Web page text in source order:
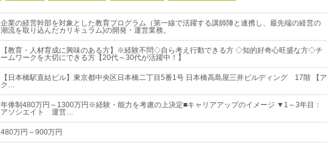
企業の経営幹部を対象とした教育プログラム（第一線で活躍する講師陣と連携し、最先端の経営の
潮流を取り込んだカリキュラム)の開発・運営業務。
【教育・人材育成に興味のある方】※経験不問◇自ら考え行動できる方 ◇知的好奇心旺盛な方◇チ
ームワークを大切にできる方【20代～30代が活躍中！】
【日本橋駅直結ビル】東京都中央区日本橋二丁目5番1号 日本橋高島屋三井ビルディング 17階 【ア
ク…
年俸制480万円～1300万円※経験・能力を考慮の上決定■キャリアアップのイメージ ▼1～3年目：
アソシエイト 運営…
480万円～900万円